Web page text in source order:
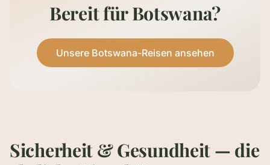
Bereit für Botswana?
Unsere Botswana-Reisen ansehen
Sicherheit & Gesundheit — die